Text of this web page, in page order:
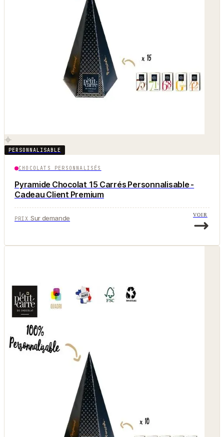
PERSONNALISABLE
CHOCOLATS PERSONNALISÉS
Pyramide Chocolat 15 Carrés Personnalisable -
Cadeau Client Premium
PRIX Sur demande VOIR